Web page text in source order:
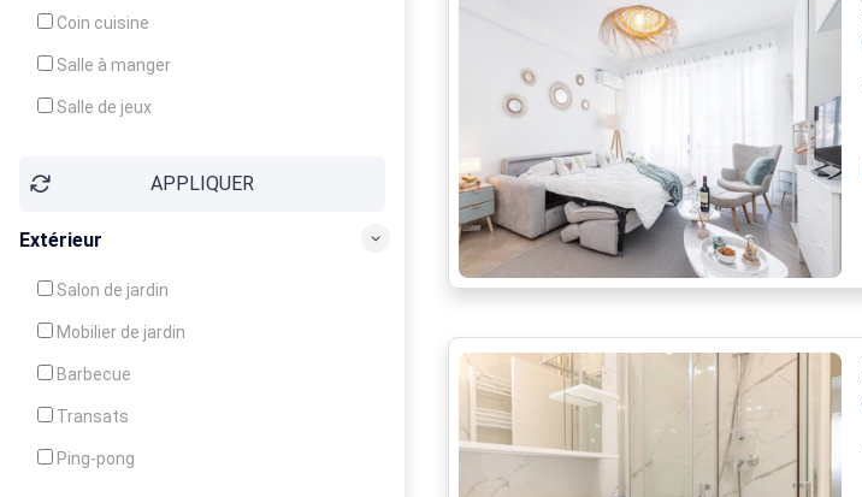
Coin cuisine
Salle à manger
Salle de jeux
Balcon / Terrasse
APPLIQUER
Extérieur
Salon de jardin
Mobilier de jardin
Barbecue
Transats
Ping-pong